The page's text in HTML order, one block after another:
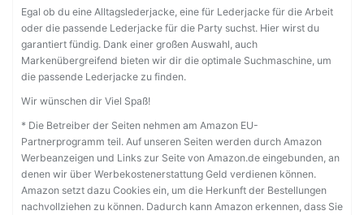
Egal ob du eine Alltagslederjacke, eine für Lederjacke für die Arbeit
oder die passende Lederjacke für die Party suchst. Hier wirst du
garantiert fündig. Dank einer großen Auswahl, auch
Markenübergreifend bieten wir dir die optimale Suchmaschine, um
die passende Lederjacke zu finden.
Wir wünschen dir Viel Spaß!
* Die Betreiber der Seiten nehmen am Amazon EU-
Partnerprogramm teil. Auf unseren Seiten werden durch Amazon
Werbeanzeigen und Links zur Seite von Amazon.de eingebunden, an
denen wir über Werbekostenerstattung Geld verdienen können.
Amazon setzt dazu Cookies ein, um die Herkunft der Bestellungen
nachvollziehen zu können. Dadurch kann Amazon erkennen, dass Sie